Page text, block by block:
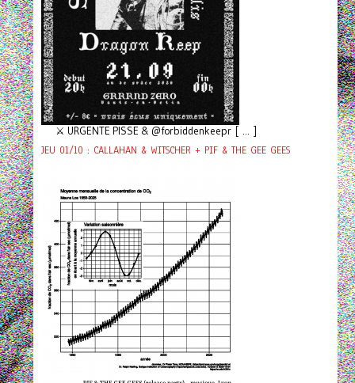
⚔️ URGENTE PISSE & @forbiddenkeepr [ ... ]
JEU 01/10 : CALLAHAN & WITSCHER + PIF & THE GEE GEES